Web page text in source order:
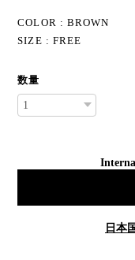
COLOR : BROWN
SIZE : FREE
数量
日本